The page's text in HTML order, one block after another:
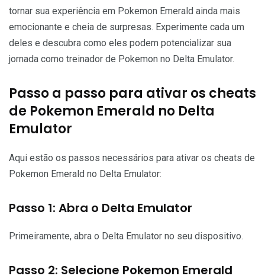
tornar sua experiência em Pokemon Emerald ainda mais
emocionante e cheia de surpresas. Experimente cada um
deles e descubra como eles podem potencializar sua
jornada como treinador de Pokemon no Delta Emulator.
Passo a passo para ativar os cheats
de Pokemon Emerald no Delta
Emulator
Aqui estão os passos necessários para ativar os cheats de
Pokemon Emerald no Delta Emulator:
Passo 1: Abra o Delta Emulator
Primeiramente, abra o Delta Emulator no seu dispositivo.
Passo 2: Selecione Pokemon Emerald